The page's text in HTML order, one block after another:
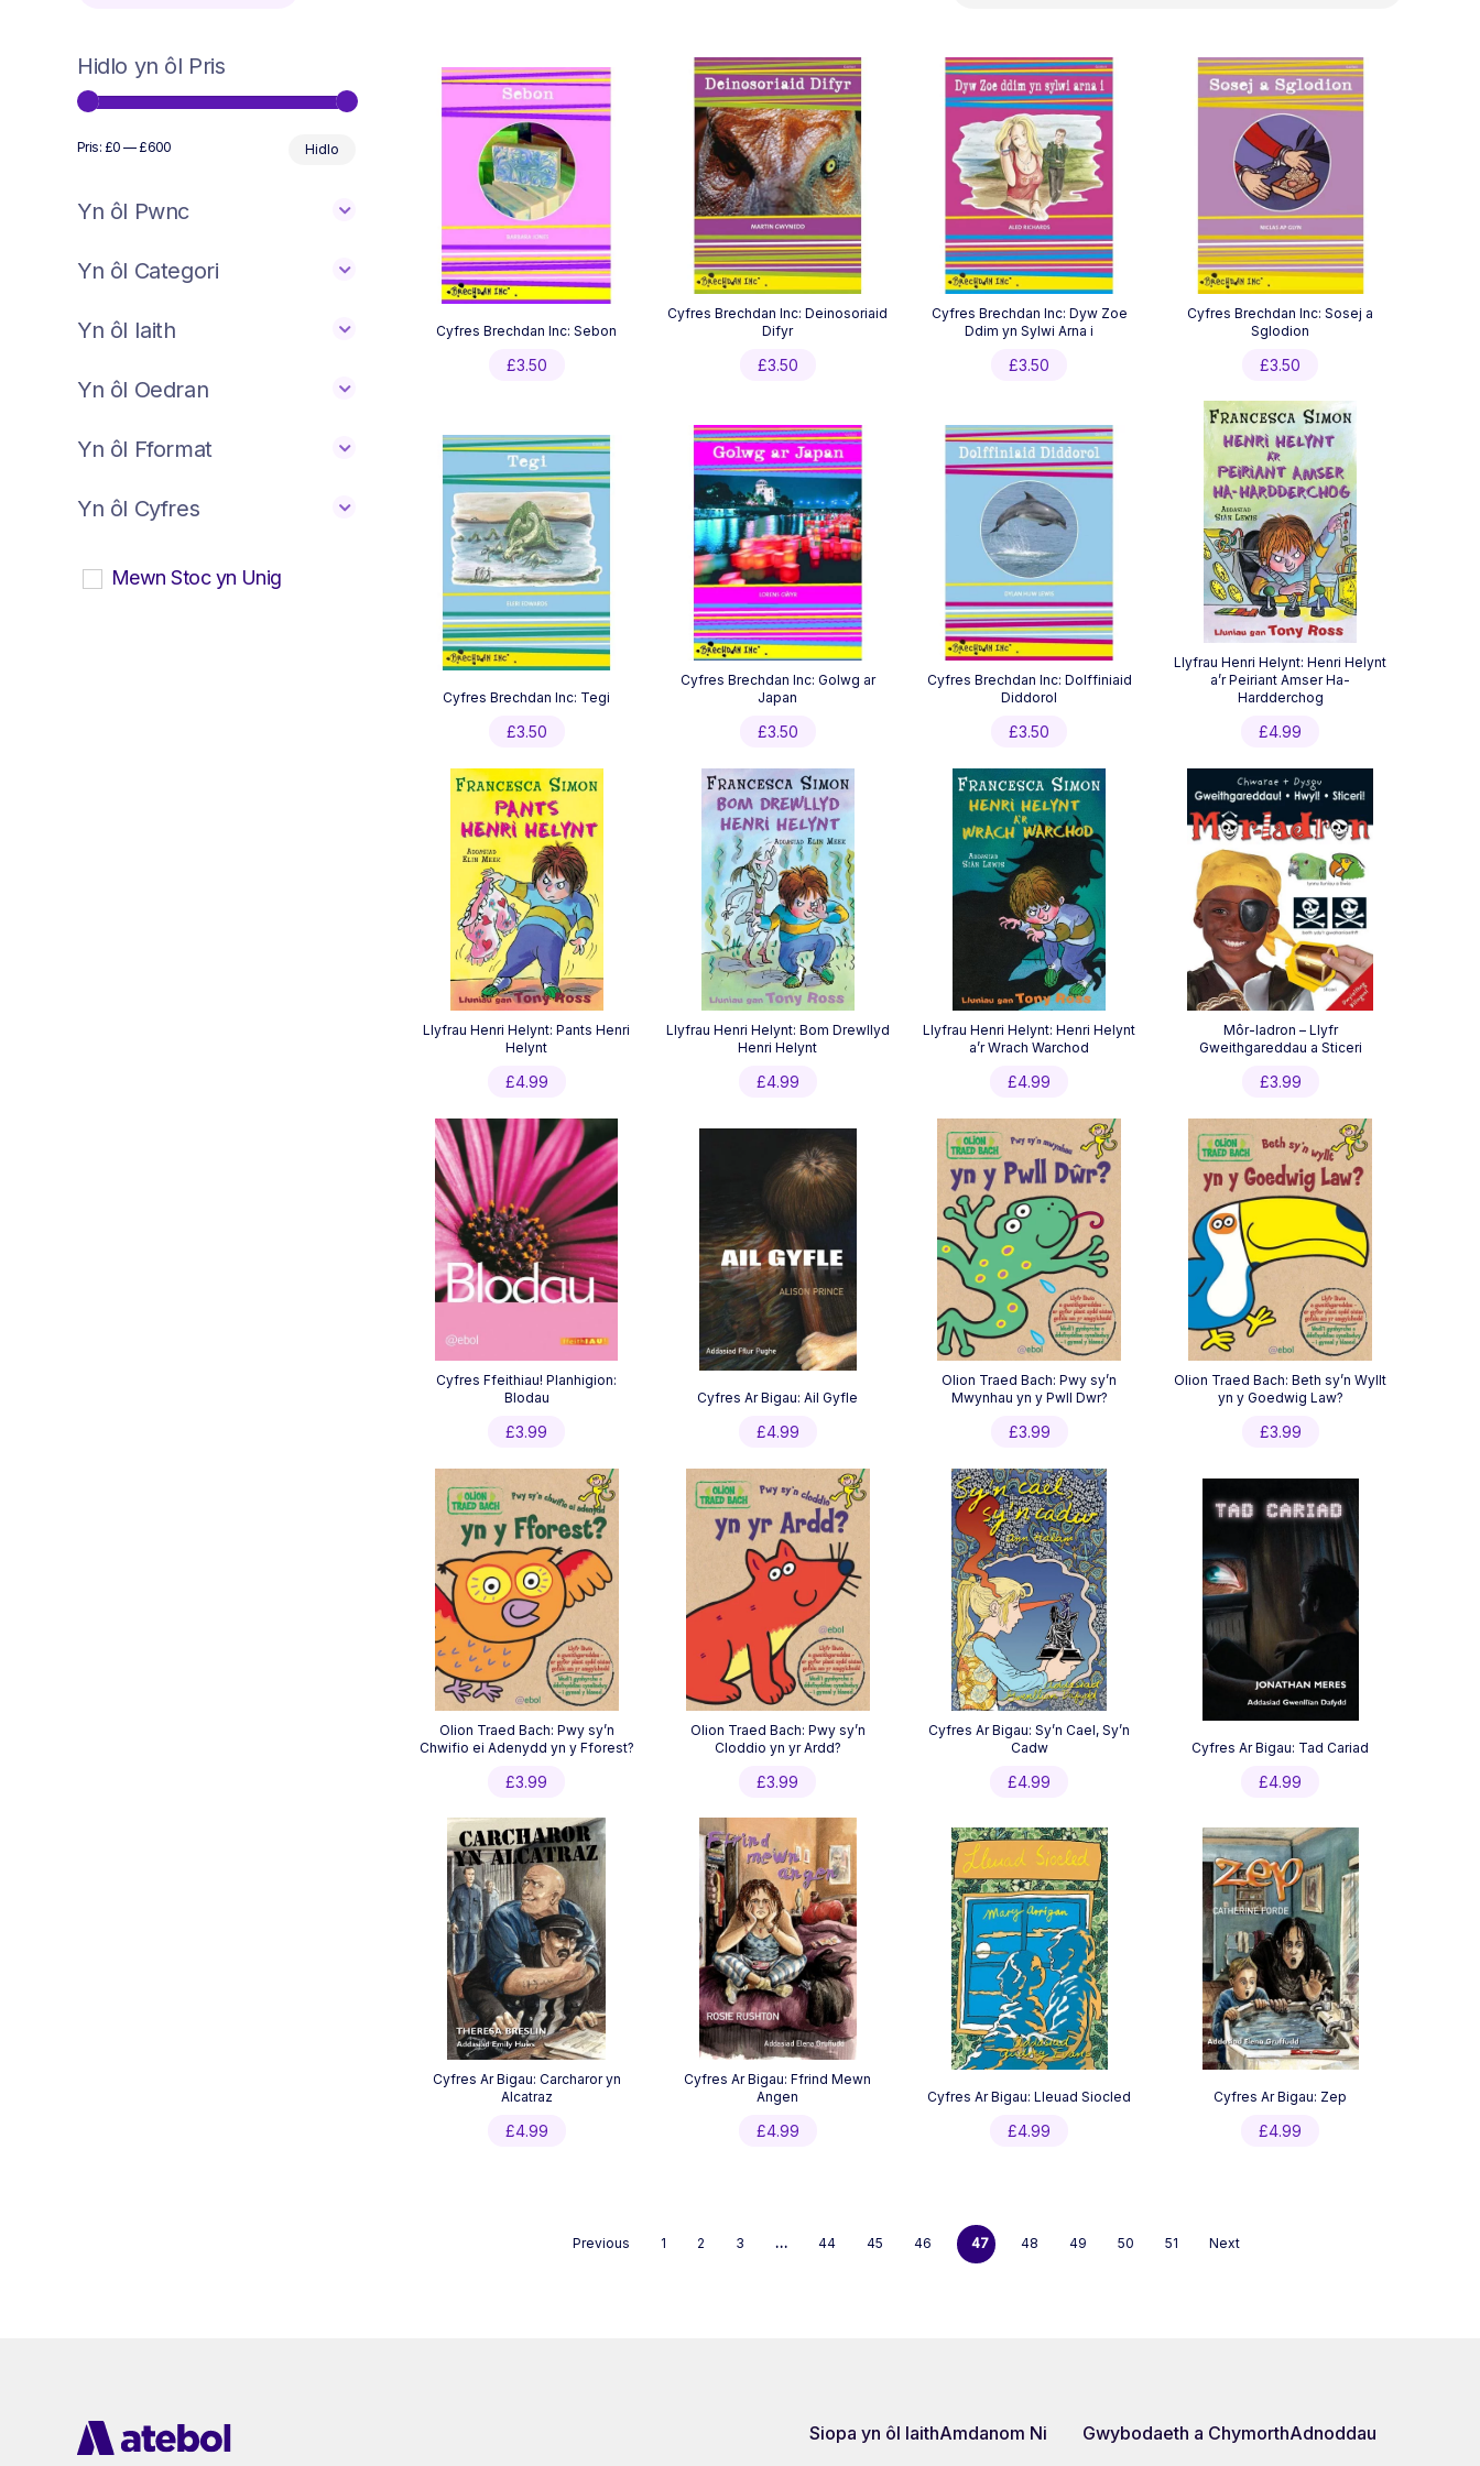
latest
Hidlo yn ôl Pris
Hidlo
Pris: £0 — £600
Yn ôl Pwnc
Yn ôl Categori
Yn ôl Iaith
Yn ôl Oedran
Yn ôl Fformat
Yn ôl Cyfres
Mewn Stoc yn Unig
Cyfres Brechdan Inc: Sebon
£3.50
Cyfres Brechdan Inc: Deinosoriaid
Difyr
£3.50
Cyfres Brechdan Inc: Dyw Zoe
Ddim yn Sylwi Arna i
£3.50
Cyfres Brechdan Inc: Sosej a
Sglodion
£3.50
Cyfres Brechdan Inc: Tegi
£3.50
Cyfres Brechdan Inc: Golwg ar
Japan
£3.50
Cyfres Brechdan Inc: Dolffiniaid
Diddorol
£3.50
Llyfrau Henri Helynt: Henri Helynt
a’r Peiriant Amser Ha-
Hardderchog
£4.99
Llyfrau Henri Helynt: Pants Henri
Helynt
£4.99
Llyfrau Henri Helynt: Bom Drewllyd
Henri Helynt
£4.99
Llyfrau Henri Helynt: Henri Helynt
a’r Wrach Warchod
£4.99
Môr-ladron – Llyfr
Gweithgareddau a Sticeri
£3.99
Cyfres Ffeithiau! Planhigion:
Blodau
£3.99
Cyfres Ar Bigau: Ail Gyfle
£4.99
Olion Traed Bach: Pwy sy’n
Mwynhau yn y Pwll Dwr?
£3.99
Olion Traed Bach: Beth sy’n Wyllt
yn y Goedwig Law?
£3.99
Olion Traed Bach: Pwy sy’n
Chwifio ei Adenydd yn y Fforest?
£3.99
Olion Traed Bach: Pwy sy’n
Cloddio yn yr Ardd?
£3.99
Cyfres Ar Bigau: Sy’n Cael, Sy’n
Cadw
£4.99
Cyfres Ar Bigau: Tad Cariad
£4.99
Cyfres Ar Bigau: Carcharor yn
Alcatraz
£4.99
Cyfres Ar Bigau: Ffrind Mewn
Angen
£4.99
Cyfres Ar Bigau: Lleuad Siocled
£4.99
Cyfres Ar Bigau: Zep
£4.99
Previous 1 2 3 … 44 45 46 47 48 49 50 51 Next
Siopa yn ôl IaithAmdanom Ni Gwybodaeth a ChymorthAdnoddau